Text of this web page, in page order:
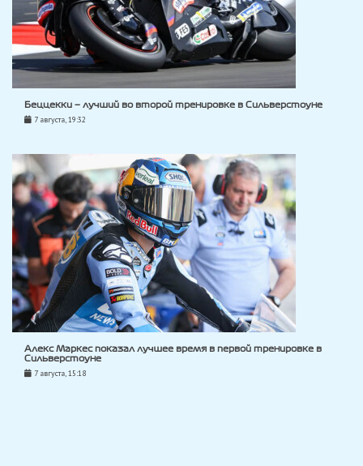
Беццекки — лучший во второй тренировке в Сильверстоуне
7 августа, 19:32
Алекс Маркес показал лучшее время в первой тренировке в
Сильверстоуне
7 августа, 15:18